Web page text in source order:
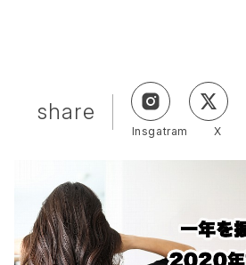
share
Insgatram X